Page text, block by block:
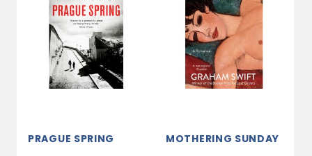
PRAGUE SPRING MOTHERING SUNDAY